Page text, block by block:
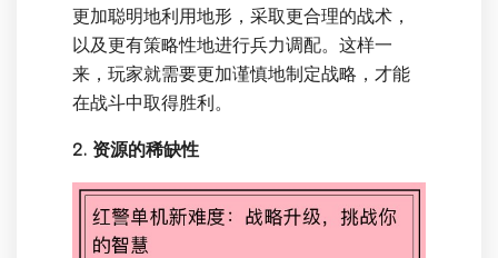
更加聪明地利用地形，采取更合理的战术，
以及更有策略性地进行兵力调配。这样一
来，玩家就需要更加谨慎地制定战略，才能
在战斗中取得胜利。
2. 资源的稀缺性